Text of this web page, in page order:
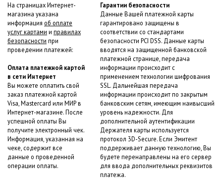
На страницах Интернет-
магазина указана
информация об оплате
услуг картами и правилах
безопасности при
проведении платежей:
Оплата платежной картой
в сети Интернет
Вы можете оплатить свой
заказ платежной картой
Visa, Mastercard или МИР в
Интернет-магазине. После
успешной оплаты Вы
получите электронный чек.
Информация, указанная на
чеке, содержит все
данные о проведенной
операции оплаты.
Гарантии безопасности
Данные Вашей платежной карты
гарантировано защищены в
соответствии со стандартами
безопасности PCI DSS. Данные карты
вводятся на защищенной банковской
платежной странице, передача
информации происходит с
применением технологии шифрования
SSL. Дальнейшая передача
информации происходит по закрытым
банковским сетям, имеющим наивысший
уровень надежности. Для
дополнительной аутентификации
Держателя карты используется
протокол 3D-Secure. Если Эмитент
поддерживает данную технологию, Вы
будете перенаправлены на его сервер
для ввода дополнительных реквизитов
платежа.